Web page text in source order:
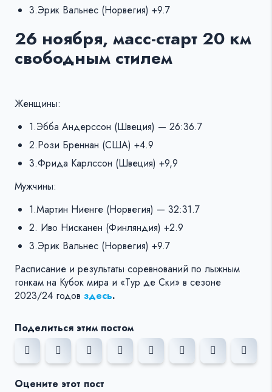
3.Эрик Вальнес (Норвегия) +9.7
26 ноября, масс-старт 20 км
свободным стилем
Женщины:
1.Эбба Андерссон (Швеция) — 26:36.7
2.Рози Бреннан (США) +4.9
3.Фрида Карлссон (Швеция) +9,9
Мужчины:
1.Мартин Ниенге (Норвегия) — 32:31.7
2. Иво Нисканен (Финляндия) +2.9
3.Эрик Вальнес (Норвегия) +9.7
Расписание и результаты соревнований по лыжным
гонкам на Кубок мира и «Тур де Ски» в сезоне
2023/24 годов здесь.
Поделиться этим постом
Оцените этот пост